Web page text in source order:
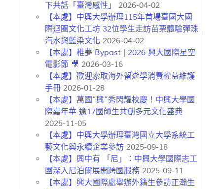
下共話「臺灣感性」 2026-04-02
【本處】中興大學辦理115年首場臺國大國
際迴圈文化工坊 32位學生走訪苗栗體驗彈珠
汽水與藍染文化 2026-04-02
【本處】稚夢 Bypast | 2026 興大國際星空
電影節 🎥 2026-03-16
【本處】歡迎索取海外留遊學消費權益維護
手冊 2026-01-28
【本處】萬國”興”秀閃耀校慶！中興大學國
際嘉年華 逾17國師生共創多元文化盛典
2025-11-05
【本處】中興大學辦理臺灣國立大學系統工
藝文化與永續企業參訪 2025-09-18
【本處】興中有 「尼」：中興大學國際志工
團深入尼泊爾展開跨國服務 2025-09-11
【本處】興大國際處舉辦外籍生參訪正瀚生